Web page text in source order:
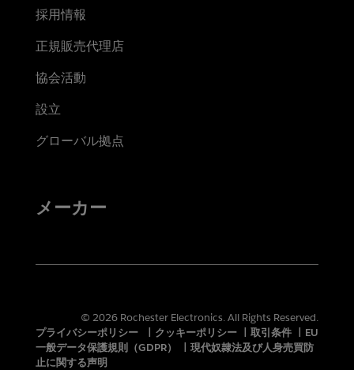
採用情報
正規販売代理店
協会活動
設立
グローバル拠点
メーカー
© 2026 Rochester Electronics. All Rights Reserved.
プライバシーポリシー
クッキーポリシー 取引条件
EU
一般データ保護規則（GDPR）
現代奴隷法及び人身売買防
止に関する声明